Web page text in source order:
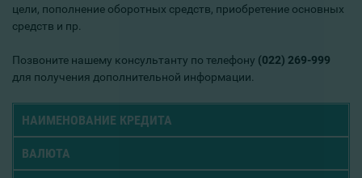
цели, пополнение оборотных средств, приобретение основных
средств и пр.
Позвоните нашему консультанту по телефону (022) 269-999
для получения дополнительной информации.
НАИМЕНОВАНИЕ КРЕДИТА
ВАЛЮТА